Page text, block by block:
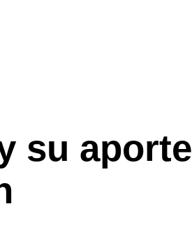
su aporte